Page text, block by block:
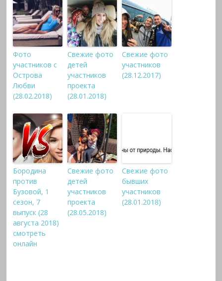
Фото
участников с
Острова
Любви
(28.02.2018)
Свежие фото
детей
участников
проекта
(28.01.2018)
Свежие фото
участников
(28.12.2017)
Бородина
против
Бузовой, 1
сезон, 7
выпуск (28
августа 2018)
смотреть
онлайн
Свежие фото
детей
участников
проекта
(28.05.2018)
Свежие фото
бывших
участников
(28.01.2018)